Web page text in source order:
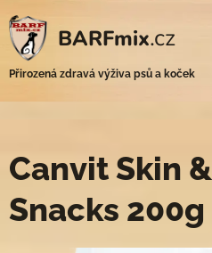
BARFmix.cz
Přirozená zdravá výživa psů a koček
Canvit Skin
Snacks 200g